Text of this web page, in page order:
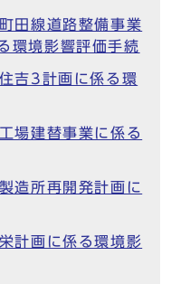
田線道路整備事業
環境影響評価手続
吉3計画に係る環
場建替事業に係る
造所再開発計画に
計画に係る環境影